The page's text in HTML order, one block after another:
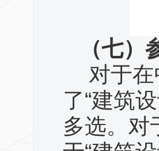
（七
对于
了“建筑
多选。对